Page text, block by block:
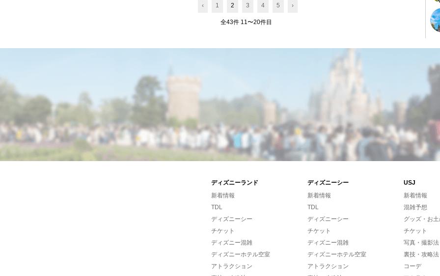
‹ 1 2 3 4 5 ›
全43件 11〜20件目
ディズニーランド ディズニーシー
USJ
新着情報
TDL
ディズニーシー
チケット
ディズニー混雑
ディズニーホテル空室
アトラクション
新着情報
TDL
ディズニーシー
チケット
ディズニー混雑
ディズニーホテル空室
アトラクション
新着情報
混雑予想
グッズ・お
チケット
写真・撮影法
裏技・攻略法
コーデ